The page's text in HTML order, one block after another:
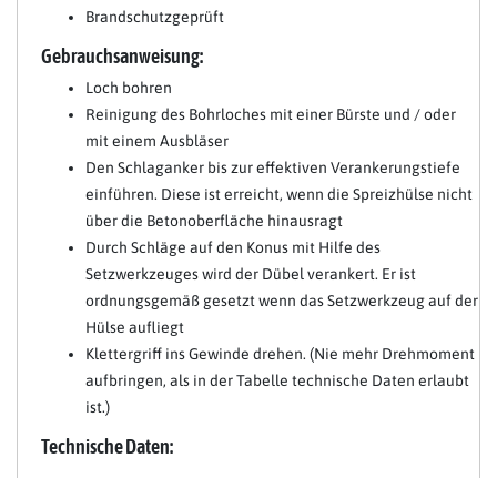
Brandschutzgeprüft
Gebrauchsanweisung:
Loch bohren
Reinigung des Bohrloches mit einer Bürste und / oder
mit einem Ausbläser
Den Schlaganker bis zur effektiven Verankerungstiefe
einführen. Diese ist erreicht, wenn die Spreizhülse nicht
über die Betonoberfläche hinausragt
Durch Schläge auf den Konus mit Hilfe des
Setzwerkzeuges wird der Dübel verankert. Er ist
ordnungsgemäß gesetzt wenn das Setzwerkzeug auf der
Hülse aufliegt
Klettergriff ins Gewinde drehen. (Nie mehr Drehmoment
aufbringen, als in der Tabelle technische Daten erlaubt
ist.)
Technische Daten: